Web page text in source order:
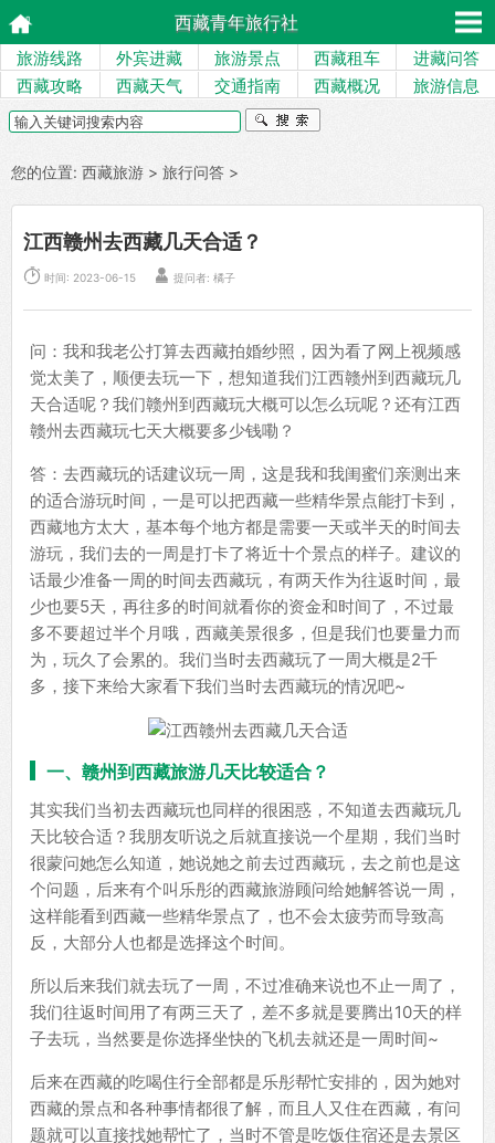
西藏青年旅行社
旅游线路 外宾进藏 旅游景点 西藏租车
进藏问答
西藏攻略
西藏天气 交通指南 西藏概况 旅游信息
您的位置: 西藏旅游 > 旅行问答 >
江西赣州去西藏几天合适？
 时间: 2023-06-15  提问者: 橘子
问：我和我老公打算去西藏拍婚纱照，因为看了网上视频感
觉太美了，顺便去玩一下，想知道我们江西赣州到西藏玩几
天合适呢？我们赣州到西藏玩大概可以怎么玩呢？还有江西
赣州去西藏玩七天大概要多少钱嘞？
答：去西藏玩的话建议玩一周，这是我和我闺蜜们亲测出来
的适合游玩时间，一是可以把西藏一些精华景点能打卡到，
西藏地方太大，基本每个地方都是需要一天或半天的时间去
游玩，我们去的一周是打卡了将近十个景点的样子。建议的
话最少准备一周的时间去西藏玩，有两天作为往返时间，最
少也要5天，再往多的时间就看你的资金和时间了，不过最
多不要超过半个月哦，西藏美景很多，但是我们也要量力而
为，玩久了会累的。我们当时去西藏玩了一周大概是2千
多，接下来给大家看下我们当时去西藏玩的情况吧~
一、赣州到西藏旅游几天比较适合？
其实我们当初去西藏玩也同样的很困惑，不知道去西藏玩几
天比较合适？我朋友听说之后就直接说一个星期，我们当时
很蒙问她怎么知道，她说她之前去过西藏玩，去之前也是这
个问题，后来有个叫乐彤的西藏旅游顾问给她解答说一周，
这样能看到西藏一些精华景点了，也不会太疲劳而导致高
反，大部分人也都是选择这个时间。
所以后来我们就去玩了一周，不过准确来说也不止一周了，
我们往返时间用了有两三天了，差不多就是要腾出10天的样
子去玩，当然要是你选择坐快的飞机去就还是一周时间~
后来在西藏的吃喝住行全部都是乐彤帮忙安排的，因为她对
西藏的景点和各种事情都很了解，而且人又住在西藏，有问
题就可以直接找她帮忙了，当时不管是吃饭住宿还是去景区